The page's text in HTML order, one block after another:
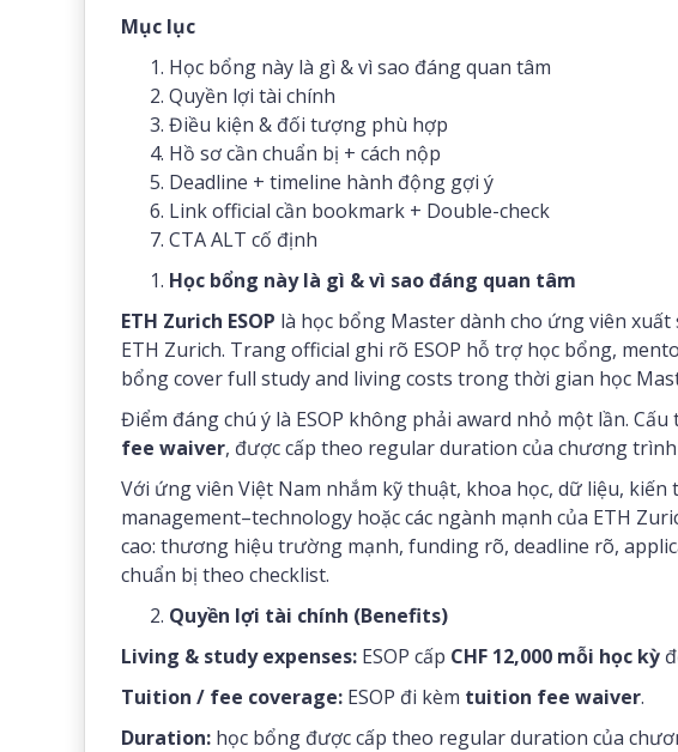
Mục lục
Học bổng này là gì & vì sao đáng quan tâm
Quyền lợi tài chính
Điều kiện & đối tượng phù hợp
Hồ sơ cần chuẩn bị + cách nộp
Deadline + timeline hành động gợi ý
Link official cần bookmark + Double-check
CTA ALT cố định
Học bổng này là gì & vì sao đáng quan tâm
ETH Zurich ESOP là học bổng Master dành cho ứng viên
ETH Zurich. Trang official ghi rõ ESOP hỗ trợ học bổng,
bổng cover full study and living costs trong thời gian học
Điểm đáng chú ý là ESOP không phải award nhỏ một lần.
fee waiver, được cấp theo regular duration của chương
Với ứng viên Việt Nam nhắm kỹ thuật, khoa học, dữ liệu,
management–technology hoặc các ngành mạnh của ETH
cao: thương hiệu trường mạnh, funding rõ, deadline rõ,
chuẩn bị theo checklist.
Quyền lợi tài chính (Benefits)
Living & study expenses: ESOP cấp CHF 12,000 mỗi học kỳ
Tuition / fee coverage: ESOP đi kèm tuition fee waiver.
Duration: học bổng được cấp theo regular duration của